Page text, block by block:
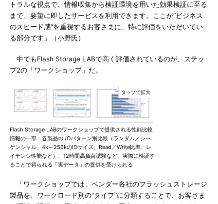
トラルな視点で、情報収集から検証環境を用いた効果検証に至る
まで、要望に即したサービスを利用できます。ここが“ビジネス
のスピード感”を重視するお客さまに、特に評価をいただいてい
る部分です」（小野氏）
中でもFlash Storage LABで高く評価されているのが、ステッ
プ2の「ワークショップ」だ。
Flash Storage LABのワークショップで提供される性能比較
情報の一部 各製品のI/Oパターン別比較（ランダム／シー
ケンシャル、4k～256kのIOサイズ、Read／Write比率、レ
イテンシ性能など）、12時間高負荷試験など、実際に検証す
ることで得られる「実データ」の提供を受けられる
「ワークショップでは、ベンダー各社のフラッシュストレージ
製品を、ワークロード別の“タイプ”に分類することで、お客さま